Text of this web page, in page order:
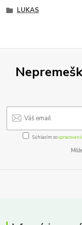
LUKAS
Súhlasím so